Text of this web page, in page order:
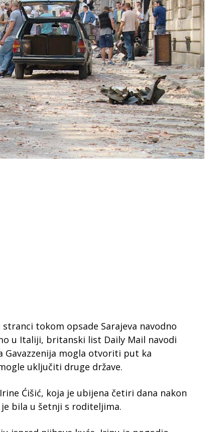
tokom opsade Sarajeva navodno
u Italiji, britanski list Daily Mail navodi
Gavazzenija mogla otvoriti put ka
uključiti druge države.
Ćišić, koja je ubijena četiri dana nakon
bila u šetnji s roditeljima.